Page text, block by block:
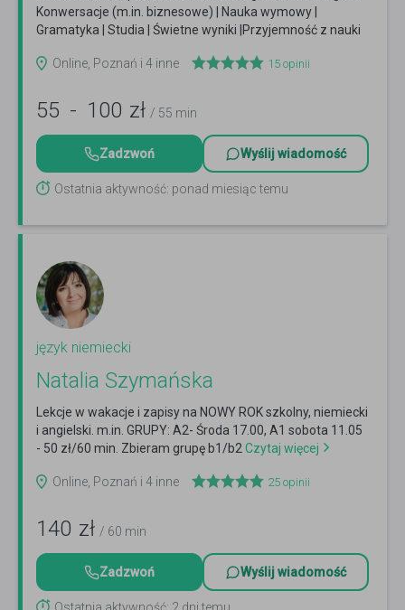
Konwersacje (m.in. biznesowe) | Nauka wymowy |
Gramatyka | Studia | Świetne wyniki |Przyjemność z nauki
Online, Poznań i 4 inne
15 opinii
55 - 100 zł / 55 min
Zadzwoń Wyślij wiadomość
Ostatnia aktywność: ponad miesiąc temu
język niemiecki
Natalia Szymańska
Lekcje w wakacje i zapisy na NOWY ROK szkolny, niemiecki
i angielski. m.in. GRUPY: A2- Środa 17.00, A1 sobota 11.05
- 50 zł/60 min. Zbieram grupę b1/b2 Czytaj więcej
Online, Poznań i 4 inne 25 opinii
140 zł / 60 min
Zadzwoń Wyślij wiadomość